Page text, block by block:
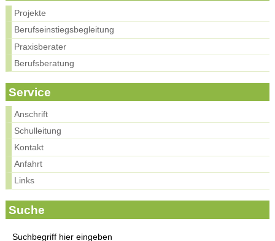
Projekte
Berufseinstiegsbegleitung
Praxisberater
Berufsberatung
Service
Anschrift
Schulleitung
Kontakt
Anfahrt
Links
Suche
Suchbegriff hier eingeben